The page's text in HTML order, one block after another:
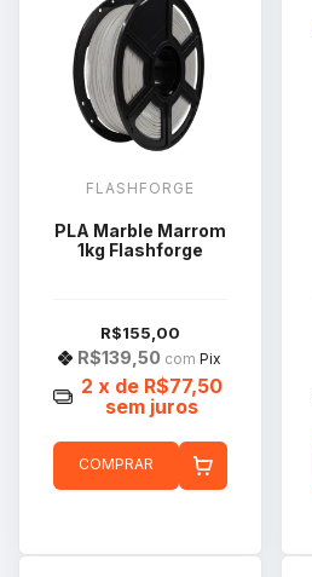
FLASHFORGE
PLA Marble Marrom
1kg Flashforge
R$155,00
R$139,50 com Pix
2 x de R$77,50
sem juros
COMPRAR